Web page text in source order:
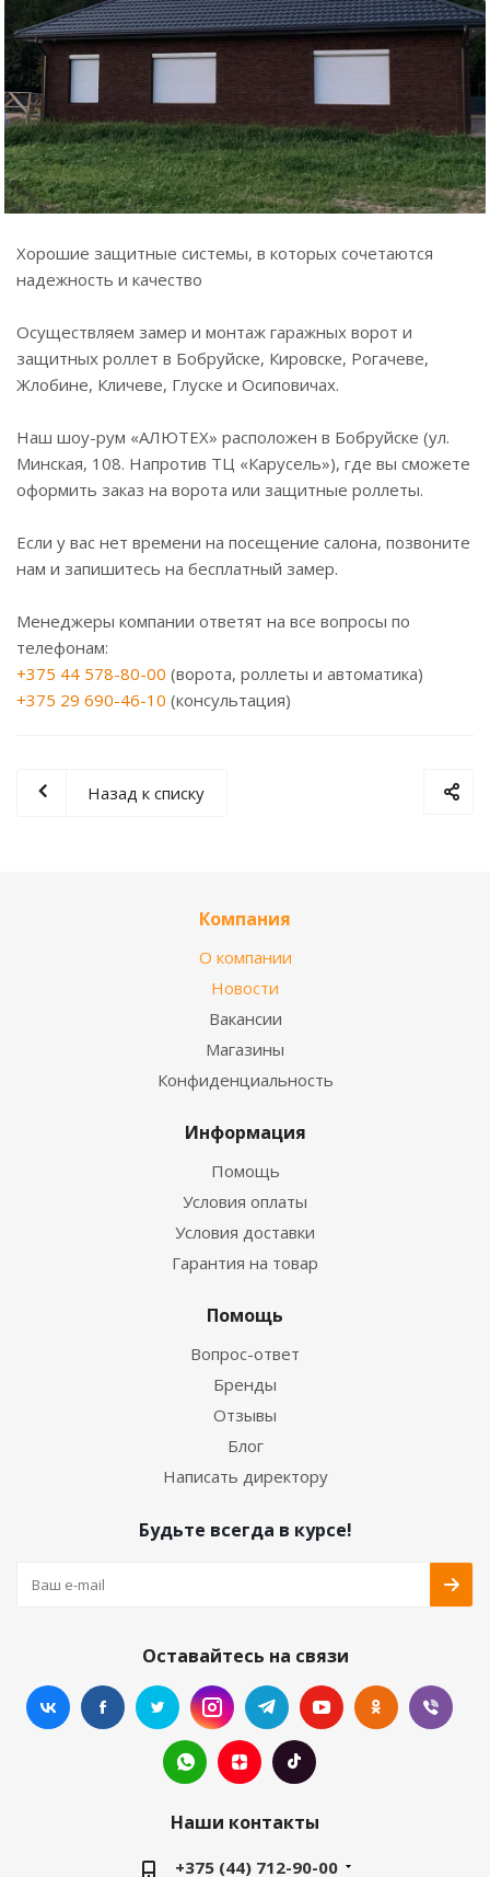
Хорошие защитные системы, в которых сочетаются
надежность и качество
Осуществляем замер и монтаж гаражных ворот и
защитных роллет в Бобруйске, Кировске, Рогачеве,
Жлобине, Кличеве, Глуске и Осиповичах.
Наш шоу-рум «АЛЮТЕХ» расположен в Бобруйске (ул.
Минская, 108. Напротив ТЦ «Карусель»), где вы сможете
оформить заказ на ворота или защитные роллеты.
Если у вас нет времени на посещение салона, позвоните
нам и запишитесь на бесплатный замер.
Менеджеры компании ответят на все вопросы по
телефонам:
+375 44 578-80-00 (ворота, роллеты и автоматика)
+375 29 690-46-10 (консультация)
Назад к списку
Компания
О компании
Новости
Вакансии
Магазины
Конфиденциальность
Информация
Помощь
Условия оплаты
Условия доставки
Гарантия на товар
Помощь
Вопрос-ответ
Бренды
Отзывы
Блог
Написать директору
Будьте всегда в курсе!
Оставайтесь на связи
Наши контакты
+375 (44) 712-90-00